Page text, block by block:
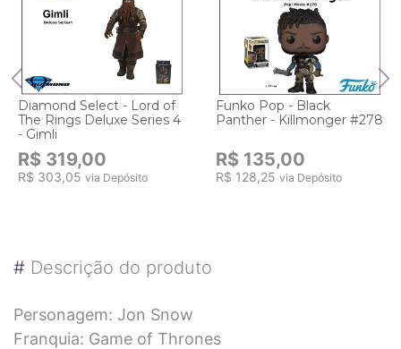
Diamond Select - Lord of
The Rings Deluxe Series 4
- Gimli
R$ 319,00
R$ 303,05 via Depósito
Funko Pop - Black
Panther - Killmonger #278
R$ 135,00
R$ 128,25 via Depósito
# Descrição do produto
Personagem: Jon Snow
Franquia: Game of Thrones